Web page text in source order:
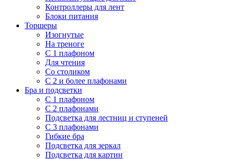
Контроллеры для лент
Блоки питания
Торшеры
Изогнутые
На треноге
С 1 плафоном
Для чтения
Со столиком
С 2 и более плафонами
Бра и подсветки
С 1 плафоном
С 2 плафонами
Подсветка для лестниц и ступеней
С 3 плафонами
Гибкие бра
Подсветка для зеркал
Подсветка для картин